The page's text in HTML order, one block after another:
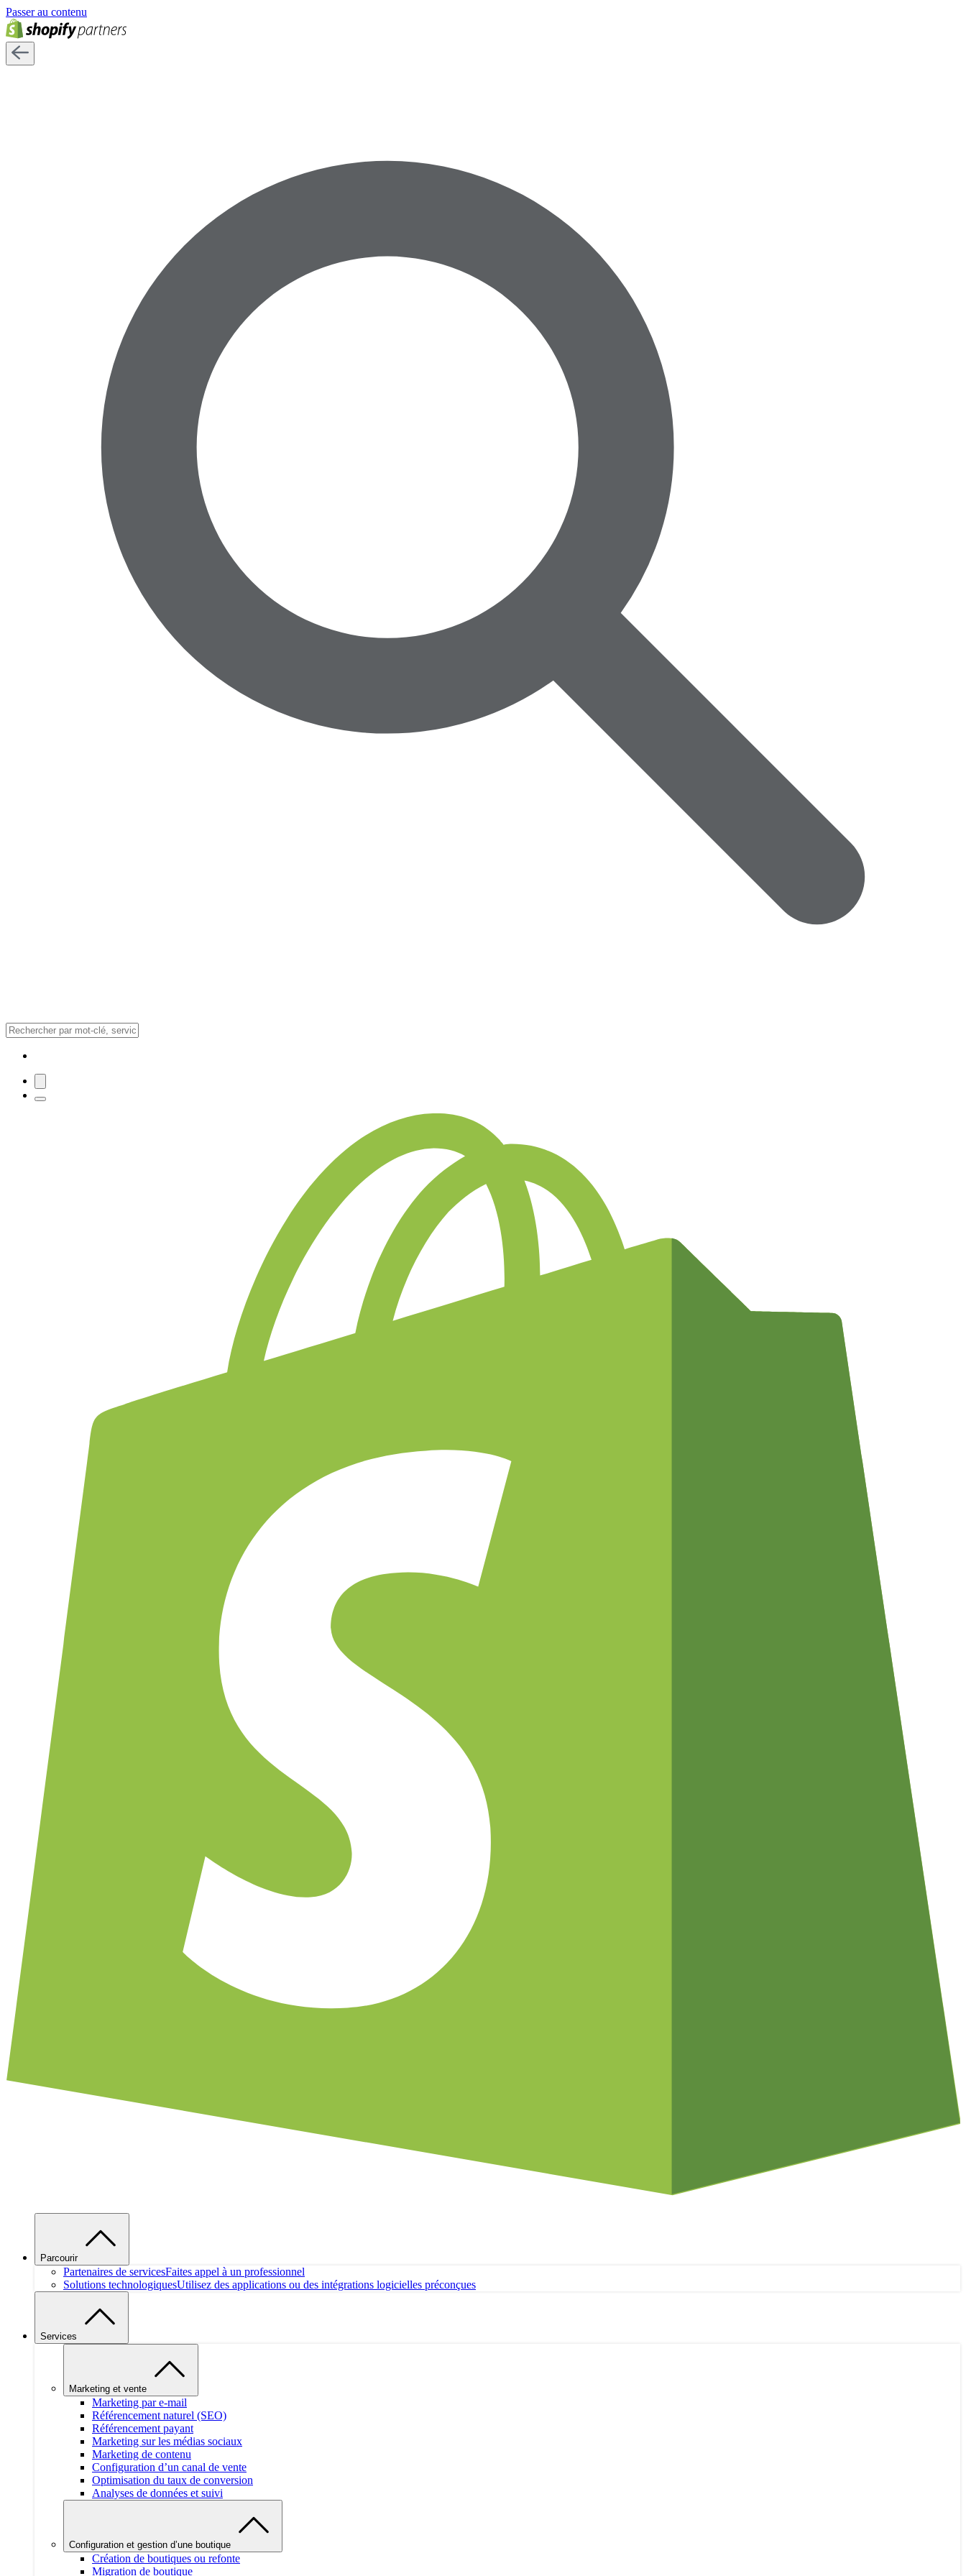
Passer au contenu
Parcourir
Partenaires de servicesFaites appel à un professionnel
Solutions technologiquesUtilisez des applications ou des intégrations logicielles préconçues
Services
Marketing et vente
Marketing par e-mail
Référencement naturel (SEO)
Référencement payant
Marketing sur les médias sociaux
Marketing de contenu
Configuration d’un canal de vente
Optimisation du taux de conversion
Analyses de données et suivi
Configuration et gestion d’une boutique
Création de boutiques ou refonte
Migration de boutique